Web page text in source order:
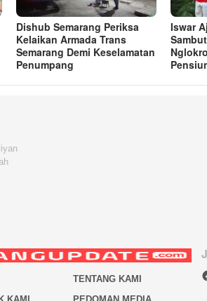
Dishub Semarang Periksa
Kelaikan Armada Trans
Semarang Demi Keselamatan
Penumpang
Iswar
TENTANG KAMI